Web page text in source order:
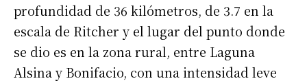
profundidad de 36 kilómetros, de 3.7 en la
escala de Ritcher y el lugar del punto donde
se dio es en la zona rural, entre Laguna
Alsina y Bonifacio, con una intensidad leve